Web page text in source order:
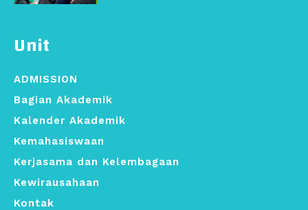
Unit
ADMISSION
Bagian Akademik
Kalender Akademik
Kemahasiswaan
Kerjasama dan Kelembagaan
Kewirausahaan
Kontak